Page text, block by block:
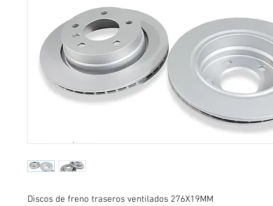
Discos de freno traseros ventilados 276X19MM